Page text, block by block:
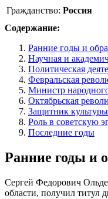
Гражданство: Россия
Содержание:
Ранние годы и
Научная и
Политическая
Февральская
Министр
Октябрьская
Защитник культуры
Роль в советскую
Последние годы
Ранние годы и
Сергей Федорович
области, получил титул